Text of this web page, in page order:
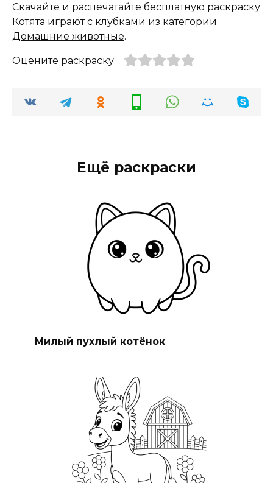
Скачайте и распечатайте бесплатную раскраску
Котята играют с клубками из категории
Домашние животные.
Оцените раскраску
Ещё раскраски
Милый пухлый котёнок